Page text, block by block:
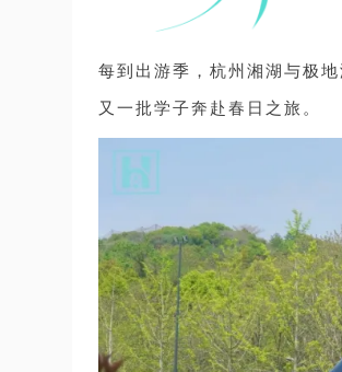
每到出游季，杭州湘湖与极
又一批学子奔赴春日之旅。